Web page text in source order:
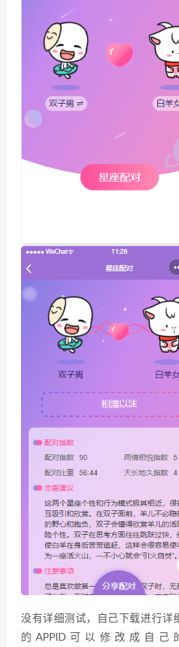
没有详细测试，自己下载进行详
的APPID可以修改成自己